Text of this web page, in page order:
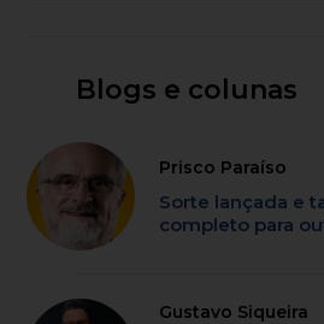
Blogs e colunas
Prisco Paraíso
Sorte lançada e
completo para
Gustavo Siqueira